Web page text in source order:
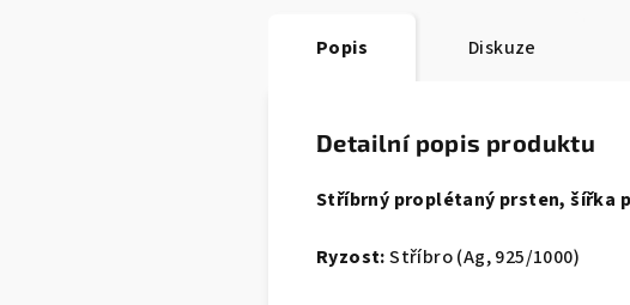
Popis Diskuze
Detailní popis produktu
Stříbrný proplétaný prsten, šířka
Ryzost:Stříbro (Ag, 925/1000)